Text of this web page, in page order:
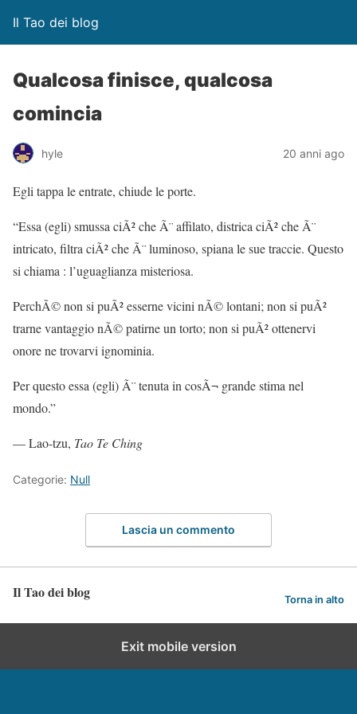
Il Tao dei blog
Qualcosa finisce, qualcosa
comincia
hyle 20 anni ago
Egli tappa le entrate, chiude le porte.
“Essa (egli) smussa ciÃ² che Ã¨ affilato, districa ciÃ² che Ã¨
intricato, filtra ciÃ² che Ã¨ luminoso, spiana le sue traccie. Questo
si chiama : l’uguaglianza misteriosa.
PerchÃ© non si puÃ² esserne vicini nÃ© lontani; non si puÃ²
trarne vantaggio nÃ© patirne un torto; non si puÃ² ottenervi
onore ne trovarvi ignominia.
Per questo essa (egli) Ã¨ tenuta in cosÃ¬ grande stima nel
mondo.”
— Lao-tzu, Tao Te Ching
Categorie: Null
Lascia un commento
Il Tao dei blog Torna in alto
Exit mobile version